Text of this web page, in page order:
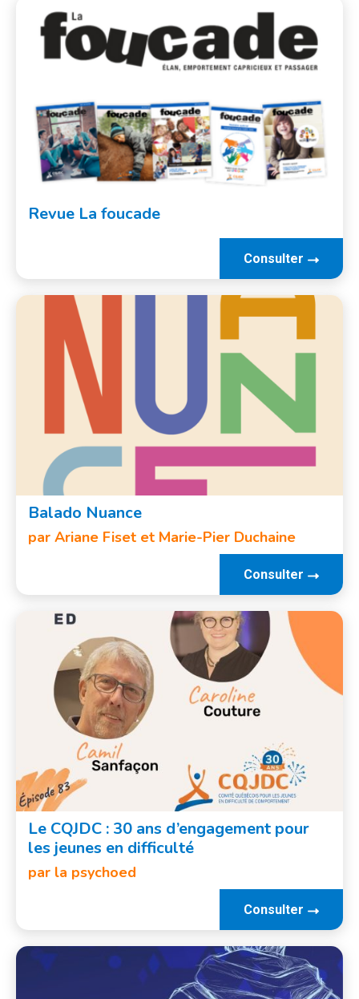
Revue La foucade
Consulter
Balado Nuance
par Ariane Fiset et Marie-Pier Duchaine
Consulter
Le CQJDC : 30 ans d’engagement pour
les jeunes en difficulté
par la psychoed
Consulter